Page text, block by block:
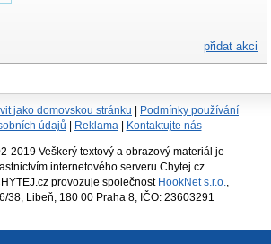
přidat akci
jako domovskou stránku
Podmínky používání
údajů
Reklama Kontaktujte nás
2019 Veškerý textový a obrazový materiál je
internetového serveru Chytej.cz.
provozuje společnost HookNet s.r.o.
38, Libeň, 180 00 Praha 8, IČO: 23603291